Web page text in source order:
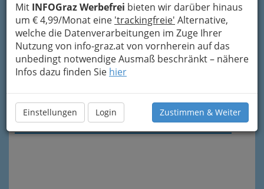
Mit INFOGraz Werbefrei bieten wir darüber hinaus
um € 4,99/Monat eine 'trackingfreie' Alternative,
welche die Datenverarbeitungen im Zuge Ihrer
Nutzung von info-graz.at von vornherein auf das
unbedingt notwendige Ausmaß beschränkt – nähere
Infos dazu finden Sie hier
Einstellungen Login Zustimmen & Weiter
Meine Nachricht senden